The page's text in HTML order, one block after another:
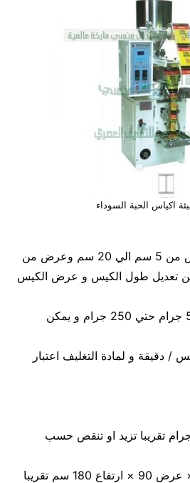
اكياس الحبة السوداء
حجم الكيس طول الكيس من 5 سم الي 20 سم وعرض من
سم و يمكن تعديل طول الكيس و عرض الكيس
كمية المواد المعبأه من 5 جرام حتي 250 جرام و يمكن
التعبئة 50-80 كيس / دقيقة و لمادة التغليف اعتبار
300 كيلو جرام تقريبا تزيد او تنقص حسب
أبعاد الماكينة طول 90 × عرض 90 × ارتفاع 180 سم تقريبا